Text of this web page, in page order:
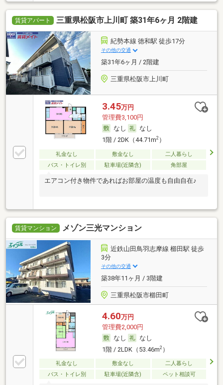
賃貸アパート 三重県松阪市上川町 築31年6ヶ月 2階建
紀勢本線 徳和駅 徒歩17分
その他の交通
築31年6ヶ月 / 2階建
三重県松阪市上川町
3.45万円
管理費3,100円
なし
なし
1階 / 2DK（44.71m2）
礼金なし 敷金なし
二人暮らし
バス・トイレ別
駐車場(近隣含) 角部屋
エアコン付き物件であればお部屋の温度も自由自在♪
賃貸マンション メゾン三光マンション
近鉄山田鳥羽志摩線 櫛田駅 徒歩
3分
その他の交通
築38年11ヶ月 / 3階建
三重県松阪市櫛田町
4.60万円
管理費2,000円
なし
なし
1階 / 2LDK（53.46m2）
礼金なし 敷金なし
二人暮らし
バス・トイレ別
駐車場(近隣含) ペット相談可